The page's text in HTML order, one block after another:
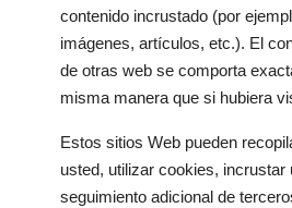
contenido incrustado (por
imágenes, artículos, etc.). El
de otras web se comporta
misma manera que si hubiera
Estos sitios Web pueden
usted, utilizar cookies, incrustar
seguimiento adicional de